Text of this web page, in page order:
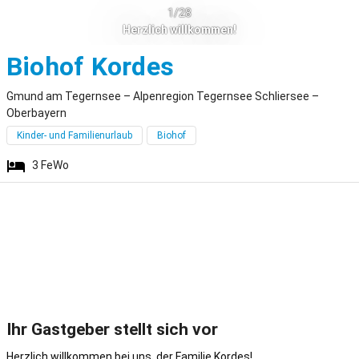
1/28
Herzlich willkommen!
Biohof Kordes
Gmund am Tegernsee – Alpenregion Tegernsee Schliersee –
Oberbayern
Kinder- und Familienurlaub Biohof
3 FeWo
Ihr Gastgeber stellt sich vor